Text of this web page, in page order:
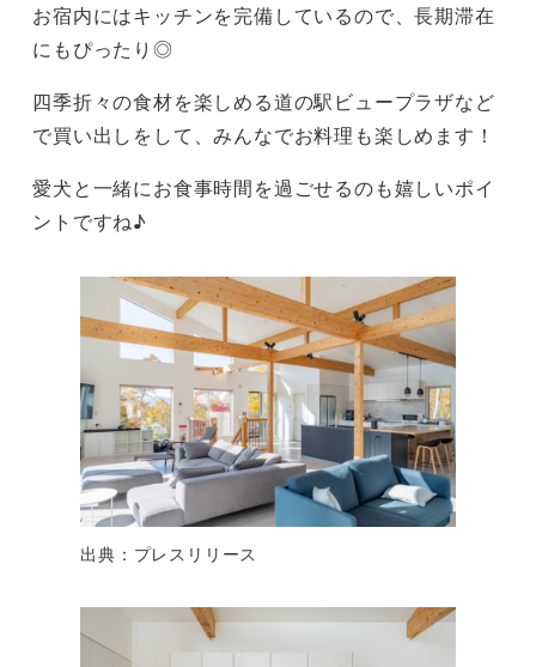
お宿内にはキッチンを完備しているので、長期滞在
にもぴったり◎
四季折々の食材を楽しめる道の駅ビュープラザなど
で買い出しをして、みんなでお料理も楽しめます！
愛犬と一緒にお食事時間を過ごせるのも嬉しいポイ
ントですね♪
出典：プレスリリース